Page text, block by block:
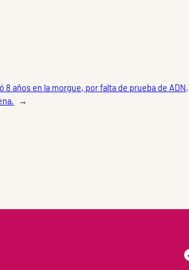
8 años en la morgue, por falta de prueba de ADN,
→
https://www.facebook.com/Ahtziri-Cardenas-147415518616960/